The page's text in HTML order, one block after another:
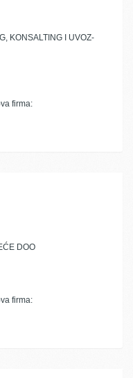
KONSALTING I UVOZ-
firma:
DOO
firma: